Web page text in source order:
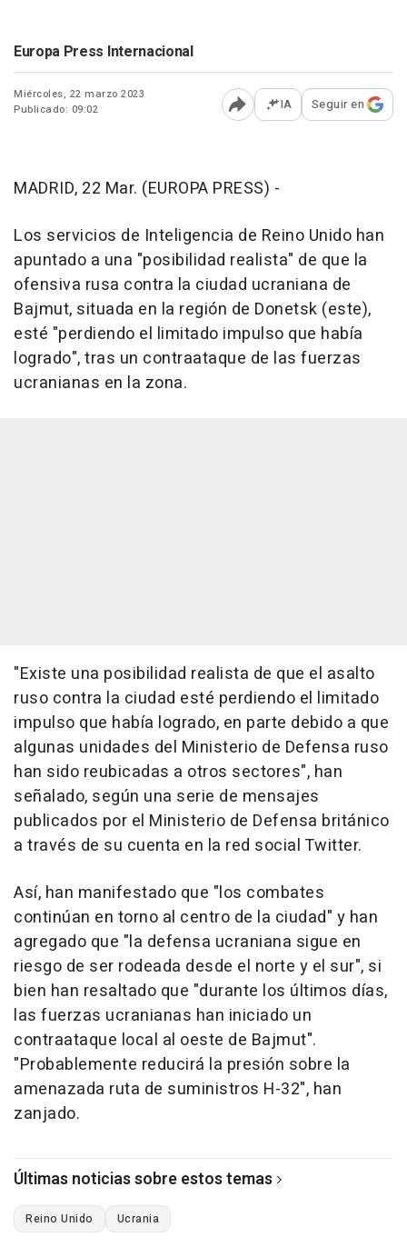
Europa Press Internacional
Miércoles, 22 marzo 2023
Publicado: 09:02
Abrir opciones para
IA Seguir en
MADRID, 22 Mar. (EUROPA PRESS) -
Los servicios de Inteligencia de Reino Unido han
apuntado a una "posibilidad realista" de que la
ofensiva rusa contra la ciudad ucraniana de
Bajmut, situada en la región de Donetsk (este),
esté "perdiendo el limitado impulso que había
logrado", tras un contraataque de las fuerzas
ucranianas en la zona.
"Existe una posibilidad realista de que el asalto
ruso contra la ciudad esté perdiendo el limitado
impulso que había logrado, en parte debido a que
algunas unidades del Ministerio de Defensa ruso
han sido reubicadas a otros sectores", han
señalado, según una serie de mensajes
publicados por el Ministerio de Defensa británico
a través de su cuenta en la red social Twitter.
Así, han manifestado que "los combates
continúan en torno al centro de la ciudad" y han
agregado que "la defensa ucraniana sigue en
riesgo de ser rodeada desde el norte y el sur", si
bien han resaltado que "durante los últimos días,
las fuerzas ucranianas han iniciado un
contraataque local al oeste de Bajmut".
"Probablemente reducirá la presión sobre la
amenazada ruta de suministros H-32", han
zanjado.
Últimas noticias sobre estos temas
Reino Unido Ucrania